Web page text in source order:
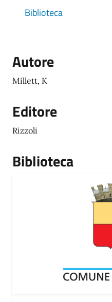
Biblioteca
Autore
Millett, K
Editore
Rizzoli
Biblioteca